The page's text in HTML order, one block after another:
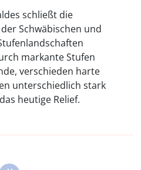
schließt die
Schwäbischen und
markante Stufen
verschieden harte
unterschiedlich stark
heutige Relief.